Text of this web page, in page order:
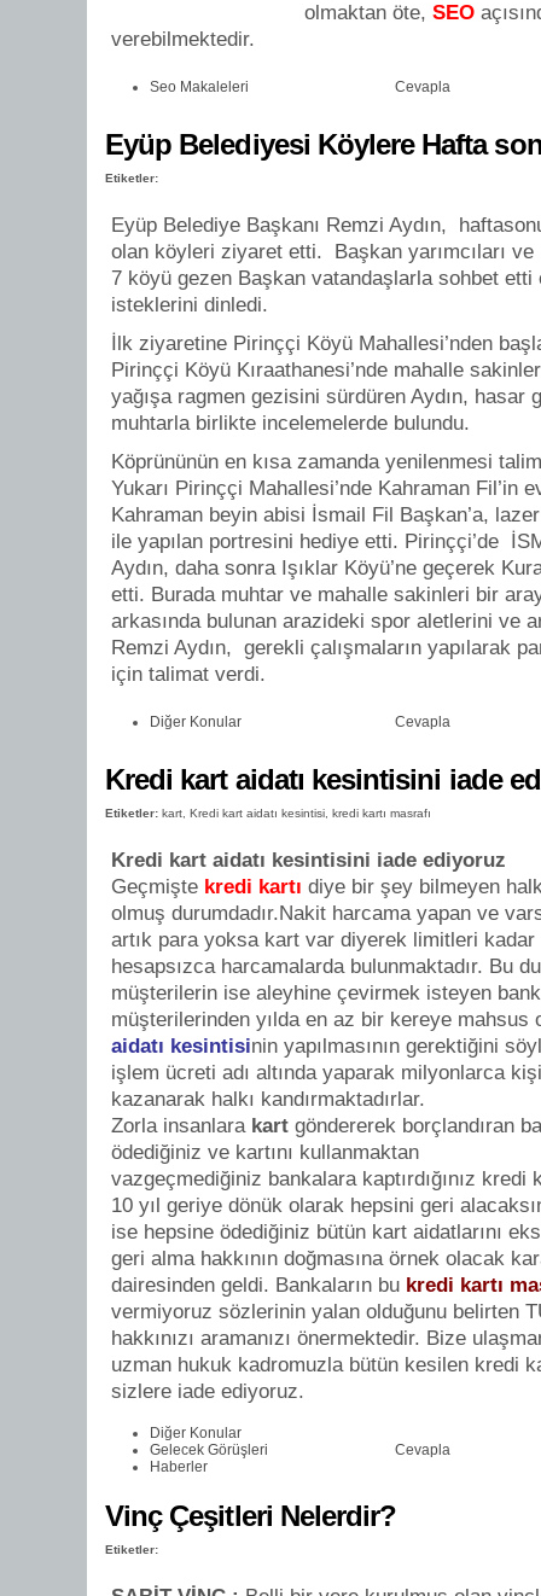
olmaktan öte, SEO
verebilmektedir.
Seo Makaleleri Cevapla
Eyüp Belediyesi Köylere Hafta
Etiketler:
Eyüp Belediye Başkanı Remzi Aydın,
olan köyleri ziyaret etti. Başkan yarımcıları
7 köyü gezen Başkan vatandaşlarla sohbet etti
isteklerini dinledi.
İlk ziyaretine Pirinççi Köyü Mahallesi’nden
Pirinççi Köyü Kıraathanesi’nde mahalle
yağışa ragmen gezisini sürdüren Aydın, hasar
muhtarla birlikte incelemelerde bulundu.
Köprününün en kısa zamanda yenilenmesi
Yukarı Pirinççi Mahallesi’nde Kahraman Fil’in
Kahraman beyin abisi İsmail Fil Başkan’a,
ile yapılan portresini hediye etti. Pirinççi’de
Aydın, daha sonra Işıklar Köyü’ne geçerek
etti. Burada muhtar ve mahalle sakinleri bir
arkasında bulunan arazideki spor aletlerini ve
Remzi Aydın, gerekli çalışmaların yapılarak
için talimat verdi.
Diğer Konular Cevapla
Kredi kart aidatı kesintisini iade
Etiketler: kart Kredi kart aidatı kesintisi kredi kartı masrafı
Kredi kart aidatı kesintisini iade ediyoruz
Geçmişte kredi kartı diye bir şey bilmeyen
olmuş durumdadır.Nakit harcama yapan ve
artık para yoksa kart var diyerek limitleri
hesapsızca harcamalarda bulunmaktadır. Bu
müşterilerin ise aleyhine çevirmek isteyen
müşterilerinden yılda en az bir kereye
aidatı kesintisinin yapılmasının gerektiğini
işlem ücreti adı altında yaparak milyonlarca
kazanarak halkı kandırmaktadırlar.
Zorla insanlara kart göndererek borçlandıran
ödediğiniz ve kartını kullanmaktan
vazgeçmediğiniz bankalara kaptırdığınız kredi
10 yıl geriye dönük olarak hepsini geri
ise hepsine ödediğiniz bütün kart aidatlarını
geri alma hakkının doğmasına örnek olacak
dairesinden geldi. Bankaların bu kredi kartı
vermiyoruz sözlerinin yalan olduğunu belirten
hakkınızı aramanızı önermektedir. Bize
uzman hukuk kadromuzla bütün kesilen kredi
sizlere iade ediyoruz.
Diğer Konular
Gelecek Görüşleri
Haberler
Cevapla
Vinç Çeşitleri Nelerdir?
Etiketler: